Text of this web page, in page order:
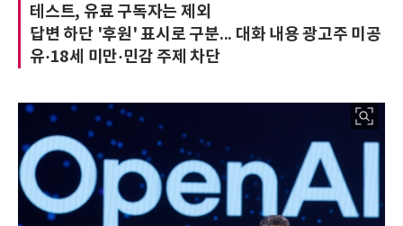
테스트, 유료 구독자는 제외
답변 하단 '후원' 표시로 구분... 대화 내용 광고주 미공
유·18세 미만·민감 주제 차단